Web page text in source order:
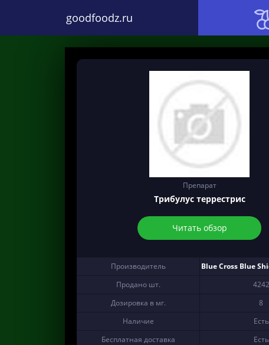
goodfoodz.ru
Препарат
Трибулус террестрис
Читать обзор
Производитель
Blue Cross Blue
Продано шт.
4242
Дозировка в мг.
8
Наличие
Есть
Бесплатная доставка
Есть